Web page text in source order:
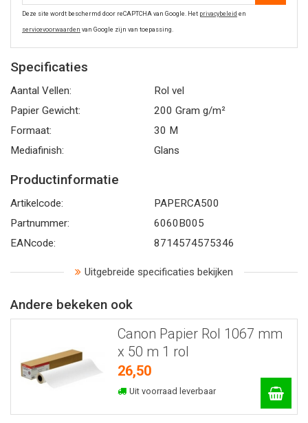
Deze site wordt beschermd door reCAPTCHA van Google. Het privacybeleid en
servicevoorwaarden van Google zijn van toepassing.
Specificaties
Aantal Vellen:
Rol vel
Papier Gewicht:
200 Gram g/m²
Formaat:
30 M
Mediafinish:
Glans
Productinformatie
Artikelcode:
PAPERCA500
Partnummer:
6060B005
EANcode:
8714574575346
Uitgebreide specificaties bekijken
Andere bekeken ook
Canon Papier Rol 1067 mm
x 50 m 1 rol
26,50
Uit voorraad leverbaar